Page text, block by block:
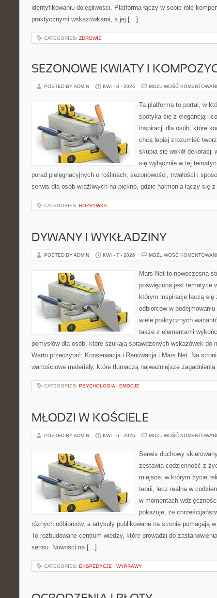
identyfikowaniu dolegliwości. Platforma łączy w sobie rolę
praktycznymi wskazówkami, a jej […]
CATEGORIES: ZDROWIE
SEZONOWE KWIATY I
POSTED BY ADMIN KWI - 8 - 2026 MOŻLIWOŚĆ
Ta platforma to portal, w
spotyka się z elegancją i
inspiracji dla osób, które
chcą lepiej zrozumieć
skupia się wokół dekoracji
się wyłącznie w tej
porad pielęgnacyjnych o roślinach, sezonowości, trwałości i
serwis dla osób wrażliwych na piękno, gdzie harmonia łączy się
CATEGORIES: ROZRYWKA
DYWANY I WYKŁADZINY
POSTED BY ADMIN KWI - 7 - 2026 MOŻLIWOŚĆ
Mars-Net to nowoczesna
poświęcona jest tematyce
którym inspiracje łączą
odbiorców w
wiele praktycznych
także z elementami
pomysłów dla osób, które szukają sprawdzonych wskazówek do
Warto przeczytać: Konserwacja i Renowacja i Mars.Net. Na
wartościowe materiały, które tłumaczą najważniejsze
CATEGORIES: PSYCHOLOGIA I EMOCJE
MŁODZI W KOŚCIELE
POSTED BY ADMIN KWI - 6 - 2026 MOŻLIWOŚĆ
Serwis duchowy
zestawia codzienność z
miejsce, w którym życie
teorii, lecz realna w
w momentach
pokazuje, że
różnych odbiorców, a artykuły publikowane na stronie pomagają
To rozbudowane centrum wiedzy, które prowadzi do
sensu. Nowości na […]
CATEGORIES: EKSPEDYCJE I WYPRAWY